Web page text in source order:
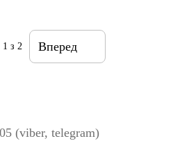
1 з 2 Вперед
(viber, telegram)